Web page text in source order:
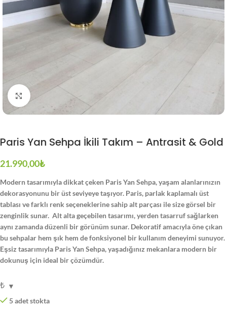
Büyütmek için tıklayın
Paris Yan Sehpa İkili Takım – Antrasit & Gold
21.990,00₺
Modern tasarımıyla dikkat çeken Paris Yan Sehpa, yaşam alanlarınızın
dekorasyonunu bir üst seviyeye taşıyor. Paris, parlak kaplamalı üst
tablası ve farklı renk seçeneklerine sahip alt parçası ile size görsel bir
zenginlik sunar. Alt alta geçebilen tasarımı, yerden tasarruf sağlarken
aynı zamanda düzenli bir görünüm sunar. Dekoratif amacıyla öne çıkan
bu sehpalar hem şık hem de fonksiyonel bir kullanım deneyimi sunuyor.
Eşsiz tasarımıyla Paris Yan Sehpa, yaşadığınız mekanlara modern bir
dokunuş için ideal bir çözümdür.
₺
5 adet stokta